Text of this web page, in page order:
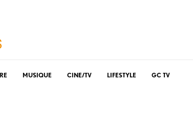
MUSIQUE CINE/TV LIFESTYLE GC TV